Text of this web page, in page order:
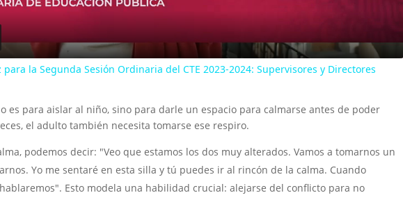
a
y
i
d
la Segunda Sesión Ordinaria del CTE 2023-2024: Supervisores y Directores
es para aislar al niño, sino para darle un espacio para calmarse antes de poder
el adulto también necesita tomarse ese respiro.
podemos decir: "Veo que estamos los dos muy alterados. Vamos a tomarnos un
Yo me sentaré en esta silla y tú puedes ir al rincón de la calma. Cuando
Esto modela una habilidad crucial: alejarse del conflicto para no